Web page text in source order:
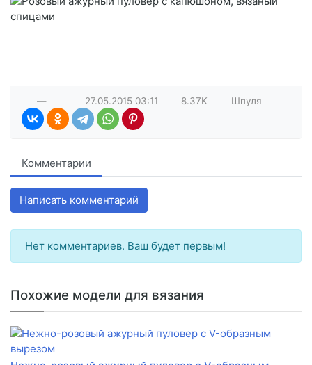
— 27.05.2015 03:11 8.37K Шпуля
Комментарии
Написать комментарий
Нет комментариев. Ваш будет первым!
Похожие модели для вязания